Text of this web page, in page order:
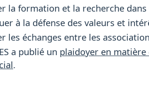
la formation et la recherche
à la défense des valeurs et
les échanges entre les
a publié un plaidoyer en
.